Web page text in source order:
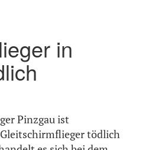
in
Pinzgau ist
tödlich